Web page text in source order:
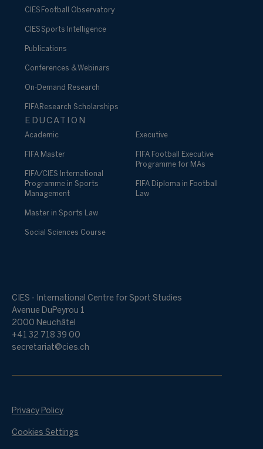
CIES Football Observatory
CIES Sports Intelligence
Publications
Conferences & Webinars
On-Demand Research
FIFA Research Scholarships
EDUCATION
Academic
FIFA Master
FIFA/CIES International
Programme in Sports
Management
Master in Sports Law
Social Sciences Course
Executive
FIFA Football Executive
Programme for MAs
FIFA Diploma in Football
Law
CIES - International Centre for Sport Studies
Avenue DuPeyrou 1
2000 Neuchâtel
+41 32 718 39 00
secretariat@cies.ch
Privacy Policy
Cookies Settings